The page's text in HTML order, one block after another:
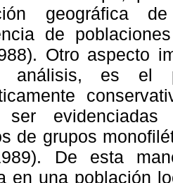
geográfica
de
Otro aspecto
análisis, es el
ser
de grupos
De esta
en una población